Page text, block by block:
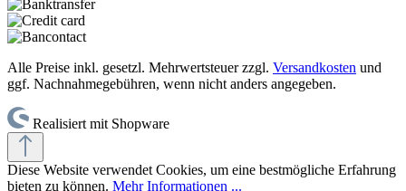
Alle Preise inkl. gesetzl. Mehrwertsteuer zzgl. Versandkosten und
ggf. Nachnahmegebühren, wenn nicht anders angegeben.
Realisiert mit Shopware
Diese Website verwendet Cookies, um eine bestmögliche Erfahrung
bieten zu können. Mehr Informationen ...